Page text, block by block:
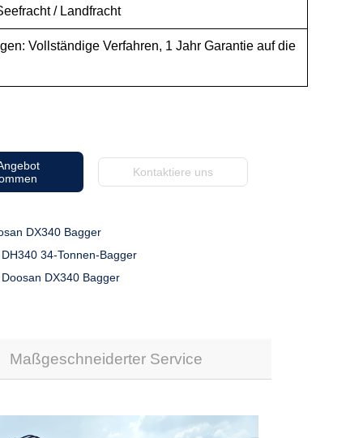
/ Landfracht
Vollständige Verfahren, 1 Jahr Garantie auf die
Kontaktiere uns
DX340 Bagger
34-Tonnen-Bagger
DX340 Bagger
Maßgeschneiderter Service